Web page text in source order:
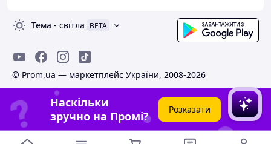
Тема - світла BETA
© Prom.ua — маркетплейс України, 2008-2026
Наскільки
зручно на Промі?
Розказати